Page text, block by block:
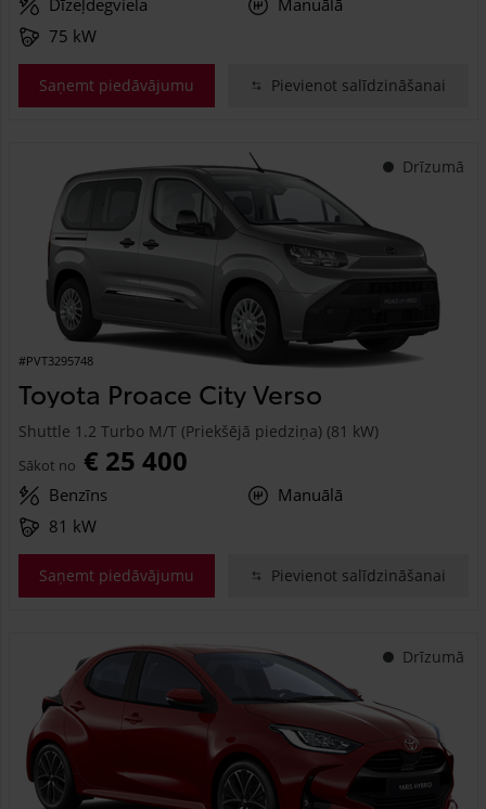
Dīzeļdegviela
Manuālā
75 kW
Saņemt piedāvājumu Pievienot salīdzināšanai
Drīzumā
#PVT3295748
Toyota Proace City Verso
Shuttle 1.2 Turbo M/T (Priekšējā piedziņa) (81 kW)
Sākot no € 25 400
Benzīns
Manuālā
81 kW
Saņemt piedāvājumu Pievienot salīdzināšanai
Drīzumā